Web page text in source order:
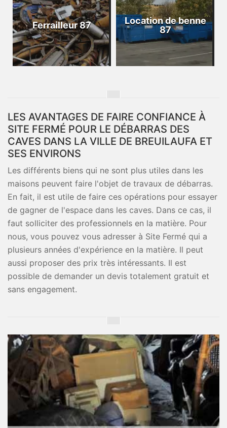
Ferrailleur 87
Location de benne
87
LES AVANTAGES DE FAIRE CONFIANCE À
SITE FERMÉ POUR LE DÉBARRAS DES
CAVES DANS LA VILLE DE BREUILAUFA ET
SES ENVIRONS
Les différents biens qui ne sont plus utiles dans les
maisons peuvent faire l'objet de travaux de débarras.
En fait, il est utile de faire ces opérations pour essayer
de gagner de l'espace dans les caves. Dans ce cas, il
faut solliciter des professionnels en la matière. Pour
nous, vous pouvez vous adresser à Site Fermé qui a
plusieurs années d'expérience en la matière. Il peut
aussi proposer des prix très intéressants. Il est
possible de demander un devis totalement gratuit et
sans engagement.